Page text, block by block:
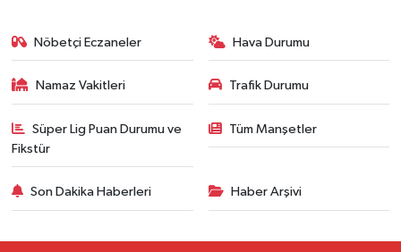
Nöbetçi Eczaneler Hava Durumu
Namaz Vakitleri Trafik Durumu
Süper Lig Puan Durumu ve
Fikstür
Tüm Manşetler
Son Dakika Haberleri Haber Arşivi